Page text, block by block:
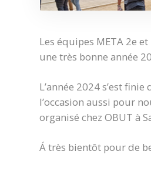
Les équipes META 2e
une très bonne année
L’année 2024 s’est
l’occasion aussi pour
organisé chez OBUT à
Á très bientôt pour de